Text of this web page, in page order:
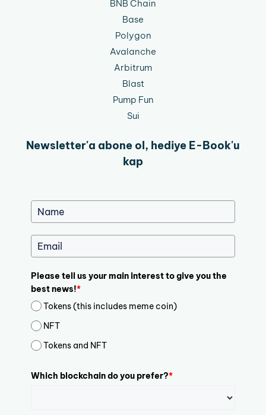
BNB Chain
Base
Polygon
Avalanche
Arbitrum
Blast
Pump Fun
Sui
Newsletter'a abone ol, hediye E-Book'u
kap
Please tell us your main interest to give you the
best news!*
Tokens (this includes meme coin)
NFT
Tokens and NFT
Which blockchain do you prefer?*